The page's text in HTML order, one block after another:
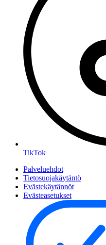
TikTok
Palveluehdot
Tietosuojakäytäntö
Evästekäytännöt
Evästeasetukset